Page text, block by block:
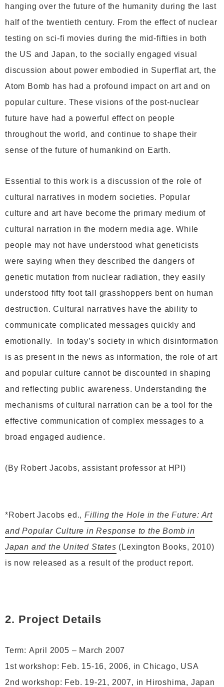
hanging over the future of the humanity during the last
half of the twentieth century. From the effect of nuclear
testing on sci-fi movies during the mid-fifties in both
the US and Japan, to the socially engaged visual
discussion about power embodied in Superflat art, the
Atom Bomb has had a profound impact on art and on
popular culture. These visions of the post-nuclear
future have had a powerful effect on people
throughout the world, and continue to shape their
sense of the future of humankind on Earth.
Essential to this work is a discussion of the role of
cultural narratives in modern societies. Popular
culture and art have become the primary medium of
cultural narration in the modern media age. While
people may not have understood what geneticists
were saying when they described the dangers of
genetic mutation from nuclear radiation, they easily
understood fifty foot tall grasshoppers bent on human
destruction. Cultural narratives have the ability to
communicate complicated messages quickly and
emotionally. In today’s society in which disinformation
is as present in the news as information, the role of art
and popular culture cannot be discounted in shaping
and reflecting public awareness. Understanding the
mechanisms of cultural narration can be a tool for the
effective communication of complex messages to a
broad engaged audience.
(By Robert Jacobs, assistant professor at HPI)
*Robert Jacobs ed., Filling the Hole in the Future: Art
and Popular Culture in Response to the Bomb in
Japan and the United States (Lexington Books, 2010)
is now released as a result of the product report.
2. Project Details
Term: April 2005 – March 2007
1st workshop: Feb. 15-16, 2006, in Chicago, USA
2nd workshop: Feb. 19-21, 2007, in Hiroshima, Japan